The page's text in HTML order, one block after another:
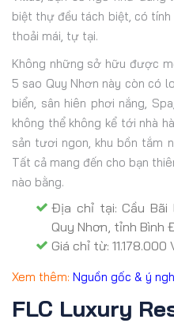
biệt thự đều tách biệt, có
thoải mái, tự tại.
Không những sở hữu được
5 sao Quy Nhơn này còn có
biển, sân hiên phơi nắng,
không thể không kể tới nhà
sản tươi ngon, khu bồn tắm
Tất cả mang đến cho bạn
nào bằng.
Địa chỉ tại: Cầu Bãi
Quy Nhơn, tỉnh Bình
Giá chỉ từ:
Xem thêm: Nguồn gốc & ý
FLC Luxury